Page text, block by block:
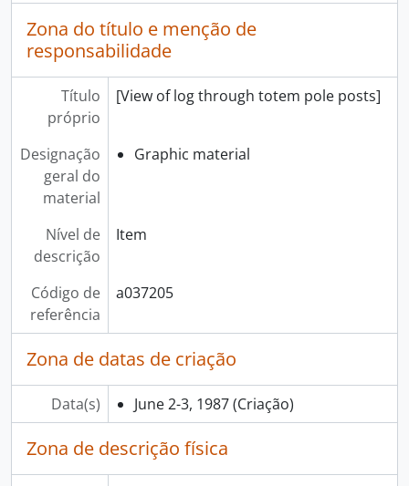
Zona do título e menção de
responsabilidade
Título
próprio
[View of log through totem pole posts]
Designação
geral do
material
Graphic material
Nível de
descrição
Item
Código de
referência
a037205
Zona de datas de criação
Data(s) June 2-3, 1987 (Criação)
Zona de descrição física